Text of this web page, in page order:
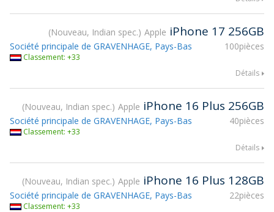
Nouveau, Indian spec. Apple iPhone 17 256GB
100pièces
Société principale de GRAVENHAGE, Pays-Bas
Classement: +33
Détails
Nouveau, Indian spec. Apple iPhone 16 Plus 256GB
40pièces
Société principale de GRAVENHAGE, Pays-Bas
Classement: +33
Détails
Nouveau, Indian spec. Apple iPhone 16 Plus 128GB
22pièces
Société principale de GRAVENHAGE, Pays-Bas
Classement: +33